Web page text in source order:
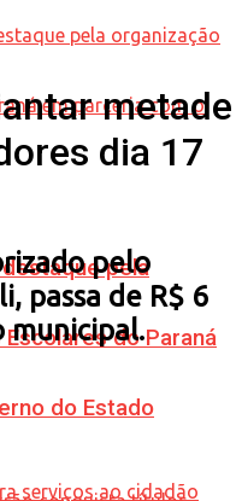
pela
do Paraná
do Estado
metade
dia 17
pelo
passa de R$ 6
municipal.